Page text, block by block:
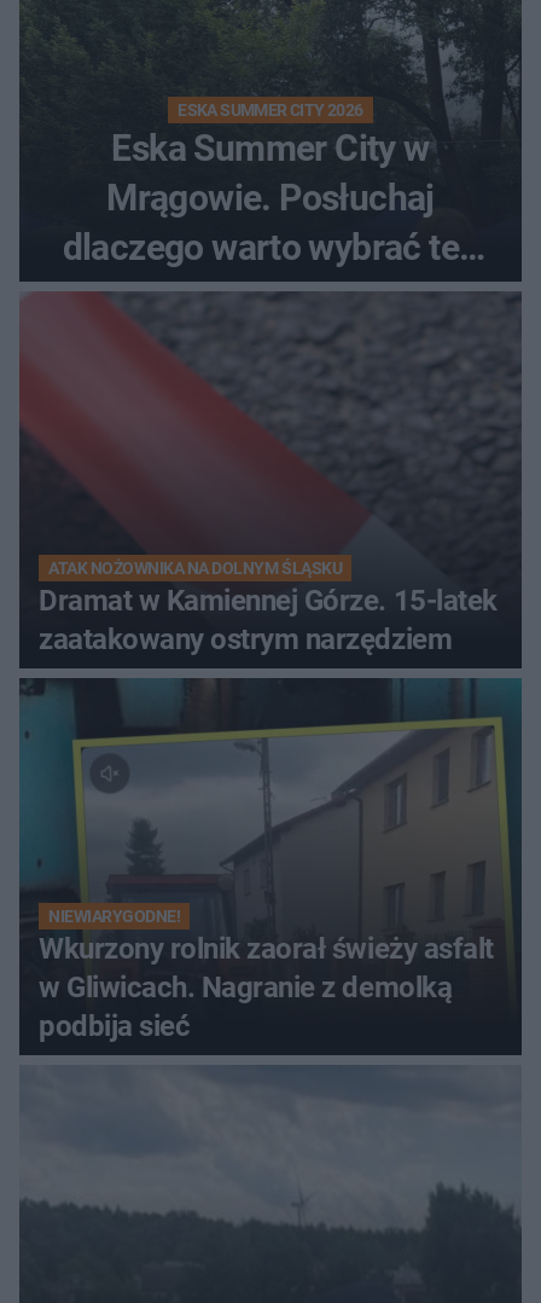
ESKA SUMMER CITY 2026
Eska Summer City w
Mrągowie. Posłuchaj
dlaczego warto wybrać ten
kierunek na urlop!
ATAK NOŻOWNIKA NA DOLNYM ŚLĄSKU
Dramat w Kamiennej Górze. 15-latek
zaatakowany ostrym narzędziem
NIEWIARYGODNE!
Wkurzony rolnik zaorał świeży asfalt
w Gliwicach. Nagranie z demolką
podbija sieć